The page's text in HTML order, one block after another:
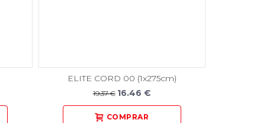
ELITE CORD 00 (1x275cm)
19.37 € 16.46 €